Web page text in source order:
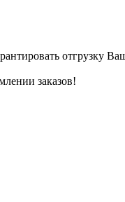
отгрузку
заказов!